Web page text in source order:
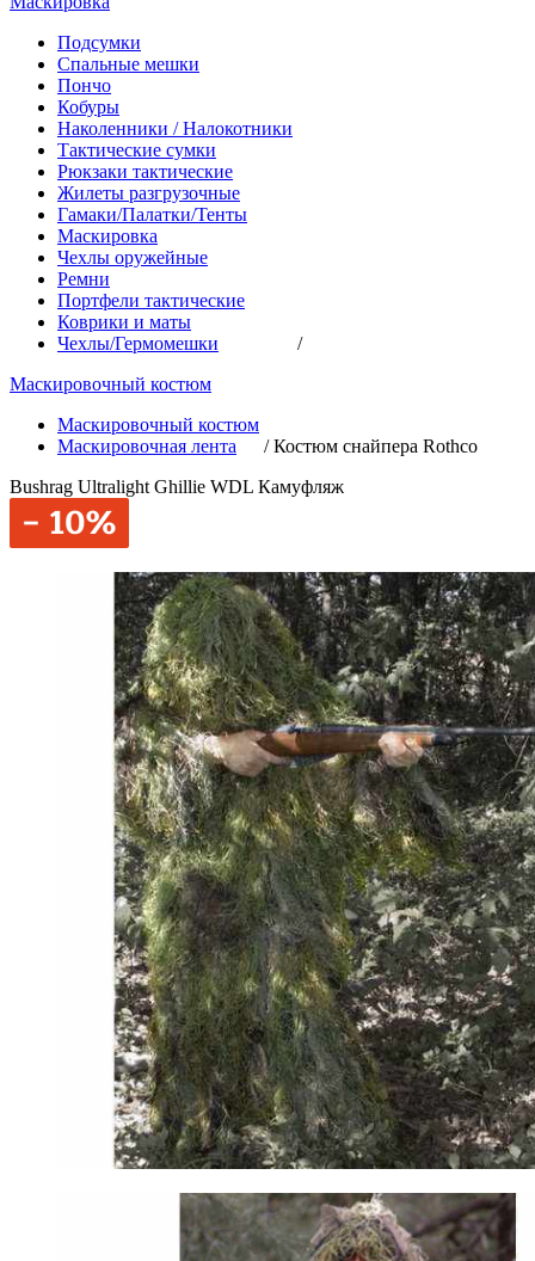
Подсумки
Спальные мешки
Пончо
Кобуры
Наколенники / Налокотники
Тактические сумки
Рюкзаки тактические
Жилеты разгрузочные
Гамаки/Палатки/Тенты
Маскировка
Чехлы оружейные
Ремни
Портфели тактические
Коврики и маты
Чехлы/Гермомешки
/
Маскировочный костюм
Маскировочный костюм
Маскировочная лента
/Костюм снайпера Rothco
Bushrag Ultralight Ghillie WDL Камуфляж